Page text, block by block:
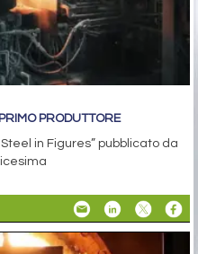
PRODUTTORE
in Figures” pubblicato da